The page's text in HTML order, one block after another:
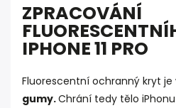
ZPRACOVÁNÍ
IPHONE 11 PRO
Fluorescentní ochranný kryt je
gumy.Chrání tedy tělo